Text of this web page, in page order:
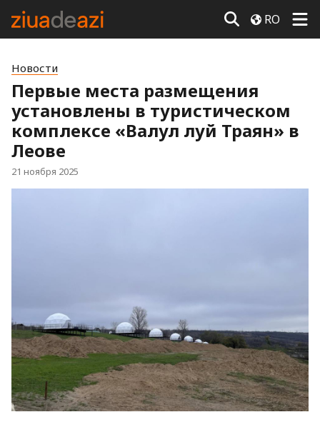
RO
Новости
Первые места размещения
установлены в туристическом
комплексе «Валул луй Траян» в
Леове
21 ноября 2025